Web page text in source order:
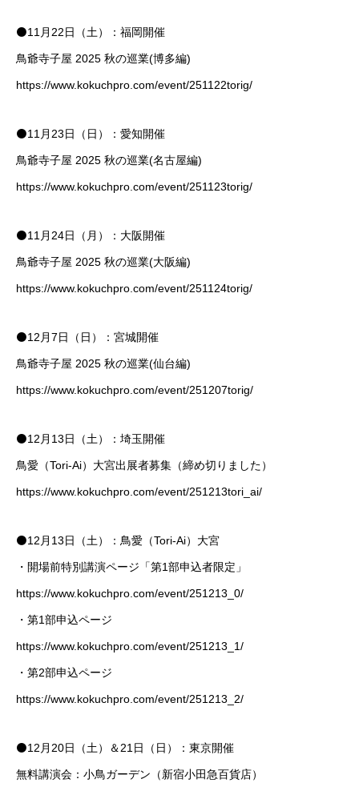
⚫️11月22日（土）：福岡開催
鳥爺寺子屋 2025 秋の巡業(博多編)
https://www.kokuchpro.com/event/251122torig/
⚫️11月23日（日）：愛知開催
鳥爺寺子屋 2025 秋の巡業(名古屋編)
https://www.kokuchpro.com/event/251123torig/
⚫️11月24日（月）：大阪開催
鳥爺寺子屋 2025 秋の巡業(大阪編)
https://www.kokuchpro.com/event/251124torig/
⚫️12月7日（日）：宮城開催
鳥爺寺子屋 2025 秋の巡業(仙台編)
https://www.kokuchpro.com/event/251207torig/
⚫️12月13日（土）：埼玉開催
鳥愛（Tori-Ai）大宮出展者募集（締め切りました）
https://www.kokuchpro.com/event/251213tori_ai/
⚫️12月13日（土）：鳥愛（Tori-Ai）大宮
・開場前特別講演ページ「第1部申込者限定」
https://www.kokuchpro.com/event/251213_0/
・第1部申込ページ
https://www.kokuchpro.com/event/251213_1/
・第2部申込ページ
https://www.kokuchpro.com/event/251213_2/
⚫️12月20日（土）＆21日（日）：東京開催
無料講演会：小鳥ガーデン（新宿小田急百貨店）